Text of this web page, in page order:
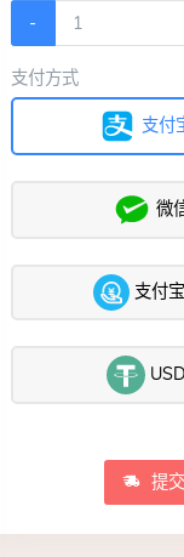
-
支付方式
支付
微
支付
提